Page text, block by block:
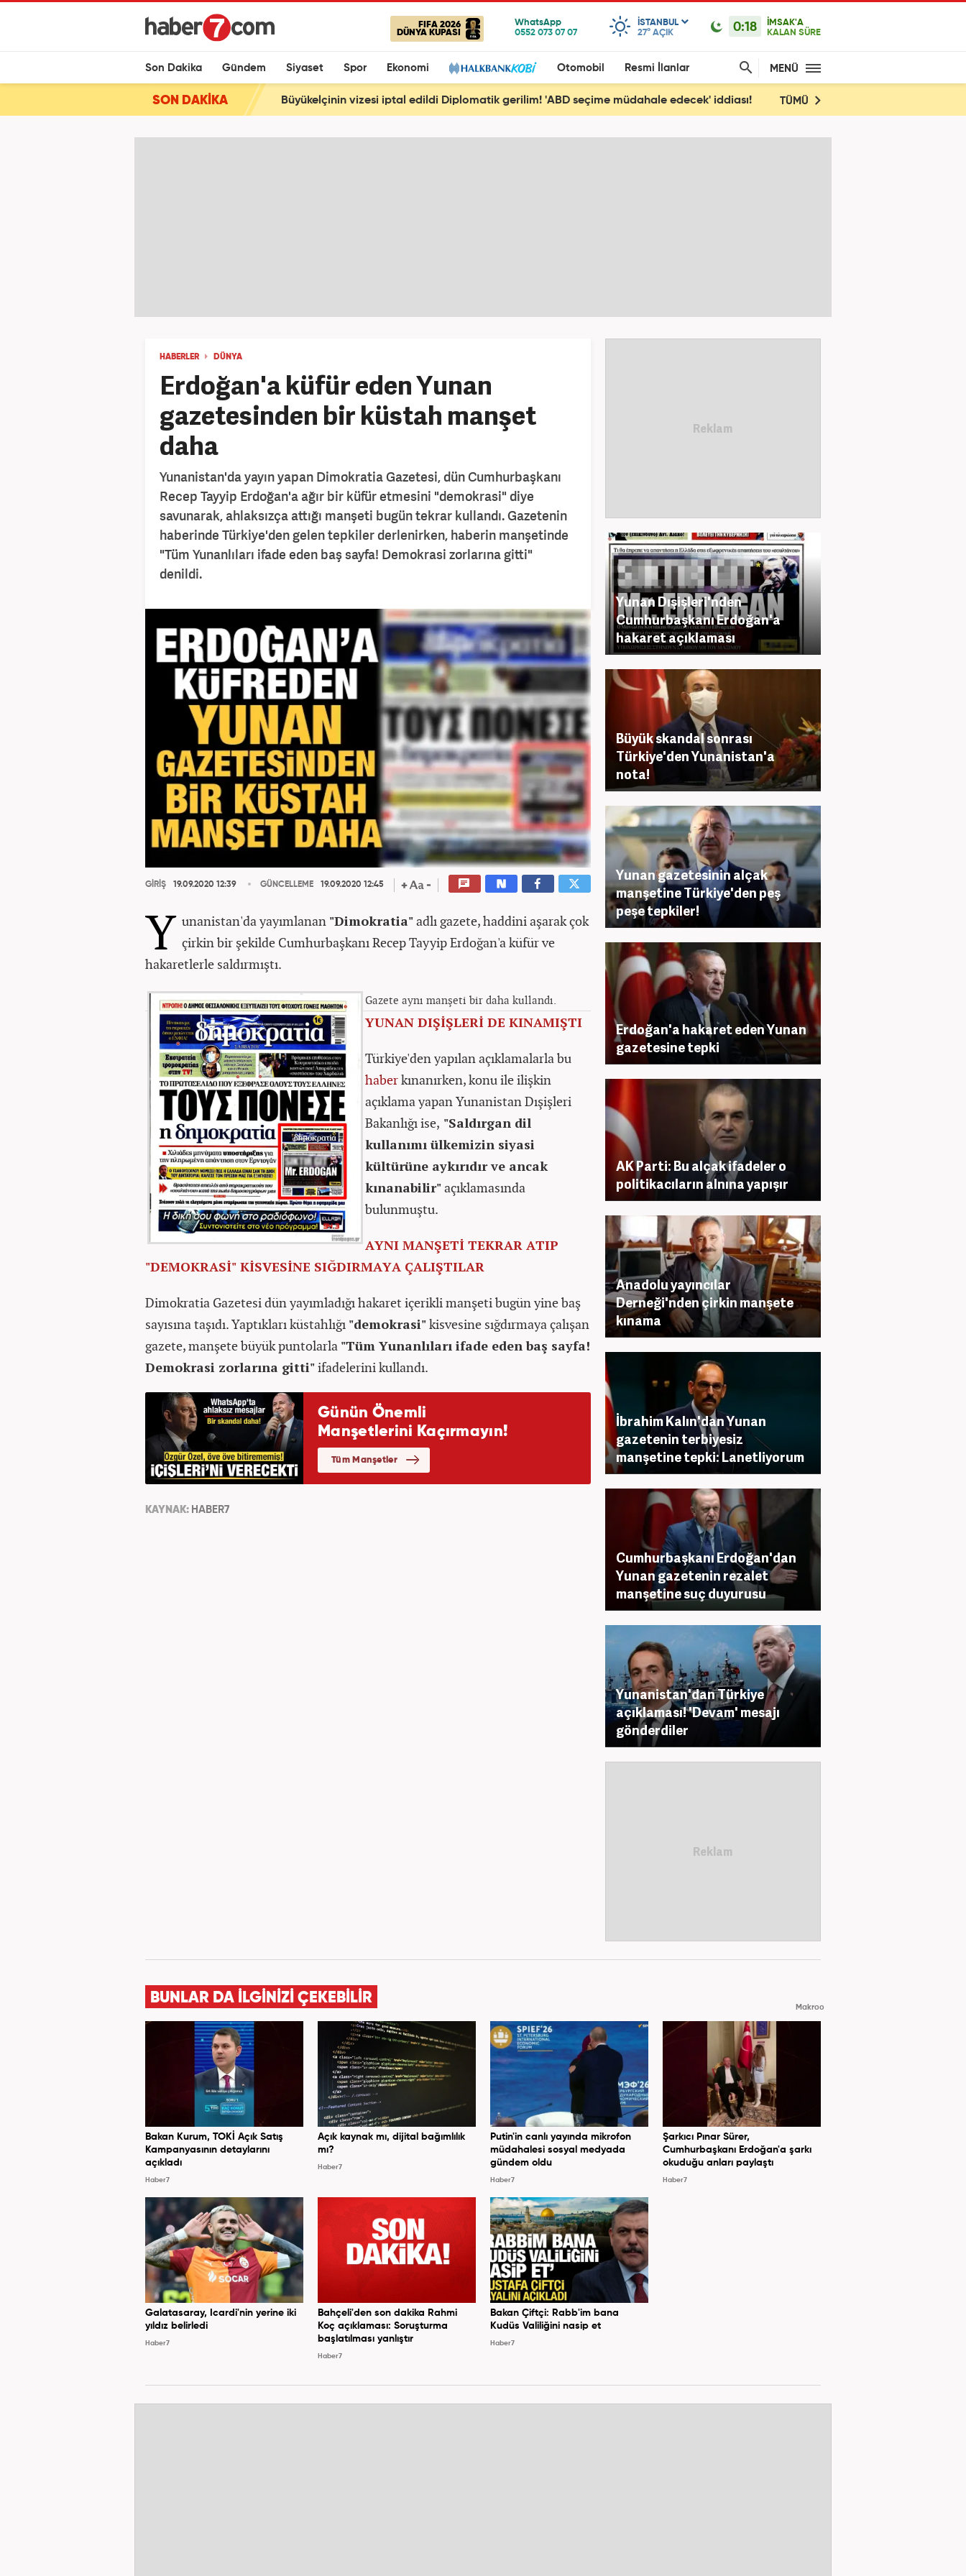
FIFA 2026
DÜNYA KUPASI
ISTANBUL
27° AÇIK 0:18
İMSAK'A
KALAN SÜRE
Son Dakika Gündem Siyaset Spor Ekonomi Otomobil Resmi İlanlar MENÜ
SON DAKİKA Büyükelçinin vizesi iptal edildi Diplomatik gerilim! 'ABD seçime müdahale edecek' iddiası! TÜMÜ
HABERLER DÜNYA
Erdoğan'a küfür eden Yunan
gazetesinden bir küstah manşet
daha
Yunanistan'da yayın yapan Dimokratia Gazetesi, dün Cumhurbaşkanı
Recep Tayyip Erdoğan'a ağır bir küfür etmesini "demokrasi" diye
savunarak, ahlaksızça attığı manşeti bugün tekrar kullandı. Gazetenin
haberinde Türkiye'den gelen tepkiler derlenirken, haberin manşetinde
"Tüm Yunanlıları ifade eden baş sayfa! Demokrasi zorlarına gitti"
denildi.
GİRİŞ 19.09.2020 12:39 GÜNCELLEME 19.09.2020 12:45
Y unanistan'da yayımlanan "Dimokratia"adlı gazete, haddini aşarak çok
çirkin bir şekilde Cumhurbaşkanı Recep Tayyip Erdoğan'a küfür ve
hakaretlerle saldırmıştı.
Gazete aynı manşeti bir daha kullandı.
YUNAN DIŞİŞLERİ DE KINAMIŞTI
Türkiye'den yapılan açıklamalarla bu
haberkınanırken, konu ile ilişkin
açıklama yapan Yunanistan Dışişleri
Bakanlığı ise, "Saldırgan dil
kullanımı ülkemizin siyasi
kültürüne aykırıdır ve ancak
kınanabilir"açıklamasında
bulunmuştu.
AYNI MANŞETİ TEKRAR ATIP
"DEMOKRASİ" KİSVESİNE SIĞDIRMAYA ÇALIŞTILAR
Dimokratia Gazetesi dün yayımladığı hakaret içerikli manşeti bugün yine baş
sayısına taşıdı. Yaptıkları küstahlığı "demokrasi"kisvesine sığdırmaya çalışan
gazete, manşete büyük puntolarla "Tüm Yunanlıları ifade eden baş sayfa!
Demokrasi zorlarına gitti"ifadelerini kullandı.
KAYNAK: HABER7
Yunan Dışişleri'nden
Cumhurbaşkanı Erdoğan'a
hakaret açıklaması
Büyük skandal sonrası
Türkiye'den Yunanistan'a
nota!
Yunan gazetesinin alçak
manşetine Türkiye'den peş
peşe tepkiler!
Erdoğan'a hakaret eden Yunan
gazetesine tepki
AK Parti: Bu alçak ifadeler o
politikacıların alnına yapışır
Anadolu yayıncılar
Derneği'nden çirkin manşete
kınama
İbrahim Kalın'dan Yunan
gazetenin terbiyesiz
manşetine tepki: Lanetliyorum
Cumhurbaşkanı Erdoğan'dan
Yunan gazetenin rezalet
manşetine suç duyurusu
Yunanistan'dan Türkiye
açıklaması! 'Devam' mesajı
gönderdiler
BUNLAR DA İLGİNİZİ ÇEKEBİLİR
Makroo
Bakan Kurum, TOKİ Açık Satış
Kampanyasının detaylarını
açıkladı
Haber7
Açık kaynak mı, dijital bağımlılık
mı?
Haber7
Putin'in canlı yayında mikrofon
müdahalesi sosyal medyada
gündem oldu
Haber7
Şarkıcı Pınar Sürer,
Cumhurbaşkanı Erdoğan'a şarkı
okuduğu anları paylaştı
Haber7
Galatasaray, Icardi'nin yerine iki
yıldız belirledi
Haber7
Bahçeli'den son dakika Rahmi
Koç açıklaması: Soruşturma
başlatılması yanlıştır
Haber7
Bakan Çiftçi: Rabb'im bana
Kudüs Valiliğini nasip et
Haber7